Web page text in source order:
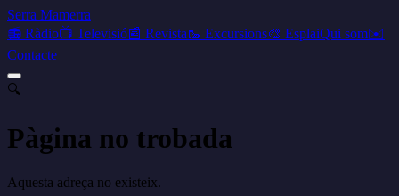
Serra Mamerra
📻 Ràdio📺 Televisió📰 Revista🥾 Excursions🎨 EsplaiQui som✉️
Contacte
🔍
Pàgina no trobada
Aquesta adreça no existeix.